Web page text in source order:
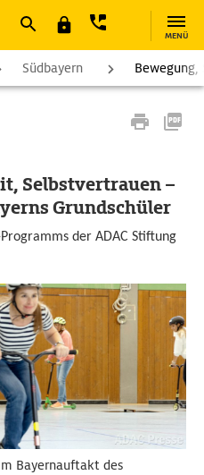
MENÜ
Südbayern Bewegung,
Selbstvertrauen –
Grundschüler
der ADAC Stiftung
Bayernauftakt des